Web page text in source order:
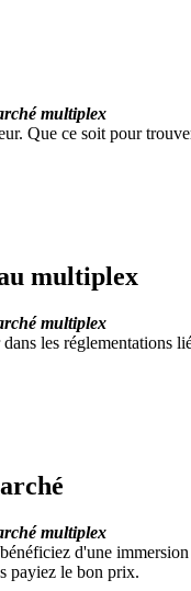
multiplex
Que ce soit pour
multiplex
multiplex
les réglementations
multiplex
d'une
payiez le bon prix.